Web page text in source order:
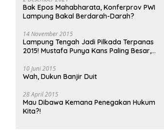
Bak Epos Mahabharata, Konferprov PWI
Lampung Bakal Berdarah-Darah?
14 November 2015
Lampung Tengah Jadi Pilkada Terpanas
2015! Mustafa Punya Kans Paling Besar,
10 Juni 2015
Wah, Dukun Banjir Duit
28 April 2015
Mau Dibawa Kemana Penegakan Hukum
Kita?!